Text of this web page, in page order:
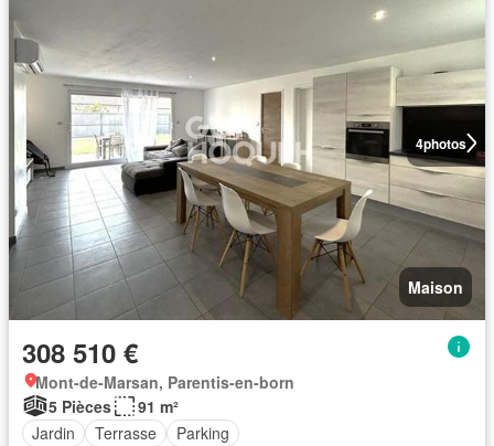
4photos
Maison
308 510 €
Mont-de-Marsan, Parentis-en-born
5 Pièces
91 m²
Jardin
Terrasse Parking